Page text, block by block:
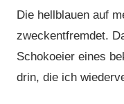
Die hellblauen auf
zweckentfremdet.
Schokoeier eines
drin, die ich